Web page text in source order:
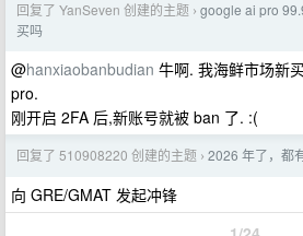
回复了 YanSeven 创建的主题 › google ai pro
买吗
@hanxiaobanbudian 牛啊. 我海鲜市场新
pro.
刚开启 2FA 后,新账号就被 ban 了. :(
回复了 510908220 创建的主题 › 2026 年了，都
向 GRE/GMAT 发起冲锋